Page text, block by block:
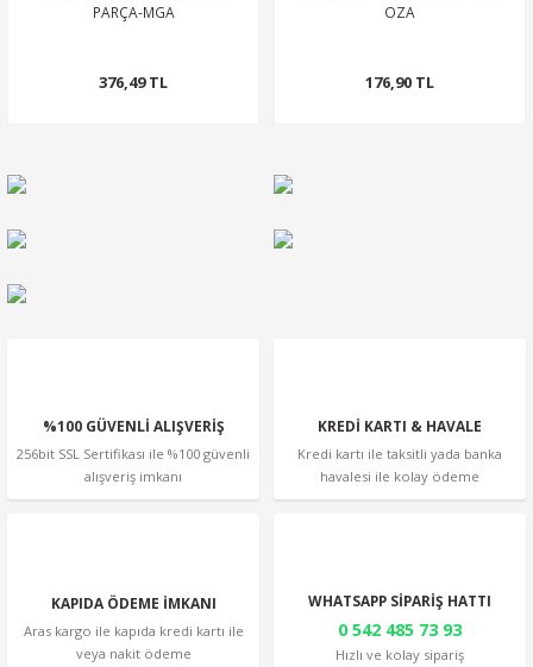
PARÇA-MGA
376,49 TL
OZA
176,90 TL
%100 GÜVENLİ ALIŞVERİŞ
256bit SSL Sertifikası ile %100 güvenli
alışveriş imkanı
KREDİ KARTI & HAVALE
Kredi kartı ile taksitli yada banka
havalesi ile kolay ödeme
KAPIDA ÖDEME İMKANI
Aras kargo ile kapıda kredi kartı ile
veya nakit ödeme
WHATSAPP SİPARİŞ HATTI
0 542 485 73 93
Hızlı ve kolay sipariş